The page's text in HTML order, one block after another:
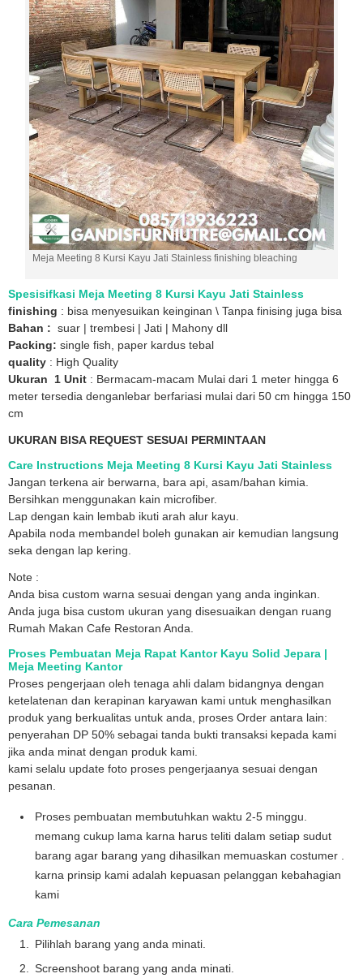
Meja Meeting 8 Kursi Kayu Jati Stainless finishing bleaching
Spesisifkasi Meja Meeting 8 Kursi Kayu Jati Stainless
finishing : bisa menyesuikan keinginan \ Tanpa finising juga bisa
Bahan : suar | trembesi | Jati | Mahony dll
Packing: single fish, paper kardus tebal
quality : High Quality
Ukuran 1 Unit : Bermacam-macam Mulai dari 1 meter hingga 6
meter tersedia denganlebar berfariasi mulai dari 50 cm hingga 150
cm
UKURAN BISA REQUEST SESUAI PERMINTAAN
Care Instructions Meja Meeting 8 Kursi Kayu Jati Stainless
Jangan terkena air berwarna, bara api, asam/bahan kimia.
Bersihkan menggunakan kain microfiber.
Lap dengan kain lembab ikuti arah alur kayu.
Apabila noda membandel boleh gunakan air kemudian langsung
seka dengan lap kering.
Note :
Anda bisa custom warna sesuai dengan yang anda inginkan.
Anda juga bisa custom ukuran yang disesuaikan dengan ruang
Rumah Makan Cafe Restoran Anda.
Proses Pembuatan Meja Rapat Kantor Kayu Solid Jepara |
Meja Meeting Kantor
Proses pengerjaan oleh tenaga ahli dalam bidangnya dengan
ketelatenan dan kerapinan karyawan kami untuk menghasilkan
produk yang berkualitas untuk anda, proses Order antara lain:
penyerahan DP 50% sebagai tanda bukti transaksi kepada kami
jika anda minat dengan produk kami.
kami selalu update foto proses pengerjaanya sesuai dengan
pesanan.
Proses pembuatan membutuhkan waktu 2-5 minggu.
memang cukup lama karna harus teliti dalam setiap sudut
barang agar barang yang dihasilkan memuaskan costumer .
karna prinsip kami adalah kepuasan pelanggan kebahagian
kami
Cara Pemesanan
Pilihlah barang yang anda minati.
Screenshoot barang yang anda minati.